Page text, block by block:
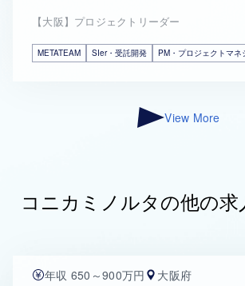
【大阪】プロジェクトリーダー
METATEAM SIer・受託開発 PM・プロジェクトマネ
View More
コニカミノルタの他の求
年収 650～900万円 大阪府